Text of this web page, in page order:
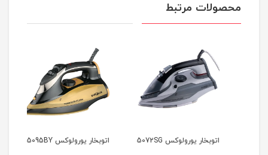
محصولات مرتبط
اتوبخار یورولوکس 5072SG اتوبخار یورولوکس 5095BY